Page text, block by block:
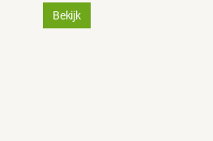
Bekijk